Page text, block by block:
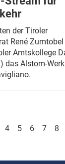
der Tiroler
René
Amtskollege
das Alstom-
4 5 6 7 8